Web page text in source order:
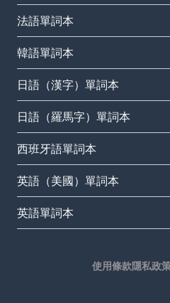
法語單詞本
韓語單詞本
日語（漢字）單詞本
日語（羅馬字）單詞本
西班牙語單詞本
英語（美國）單詞本
英語單詞本
使用條款隱私政